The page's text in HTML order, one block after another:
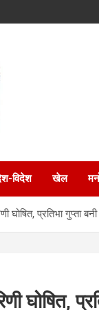
विदेश खेल
घोषित, प्रतिभा गुप्ता
घोषित,